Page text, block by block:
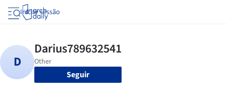
Iniciar sessão
Seguir